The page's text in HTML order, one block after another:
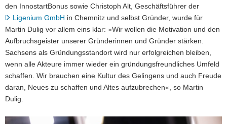
den InnostartBonus sowie Christoph Alt, Geschäftsführer der
Ligenium GmbH in Chemnitz und selbst Gründer, wurde für
Martin Dulig vor allem eins klar: »Wir wollen die Motivation und den
Aufbruchsgeister unserer Gründerinnen und Gründer stärken.
Sachsens als Gründungsstandort wird nur erfolgreichen bleiben,
wenn alle Akteure immer wieder ein gründungsfreundliches Umfeld
schaffen. Wir brauchen eine Kultur des Gelingens und auch Freude
daran, Neues zu schaffen und Altes aufzubrechen«, so Martin
Dulig.